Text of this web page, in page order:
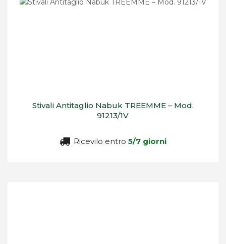
Stivali Antitaglio Nabuk TREEMME – Mod.
91213/1V
Ricevilo entro 5/7 giorni